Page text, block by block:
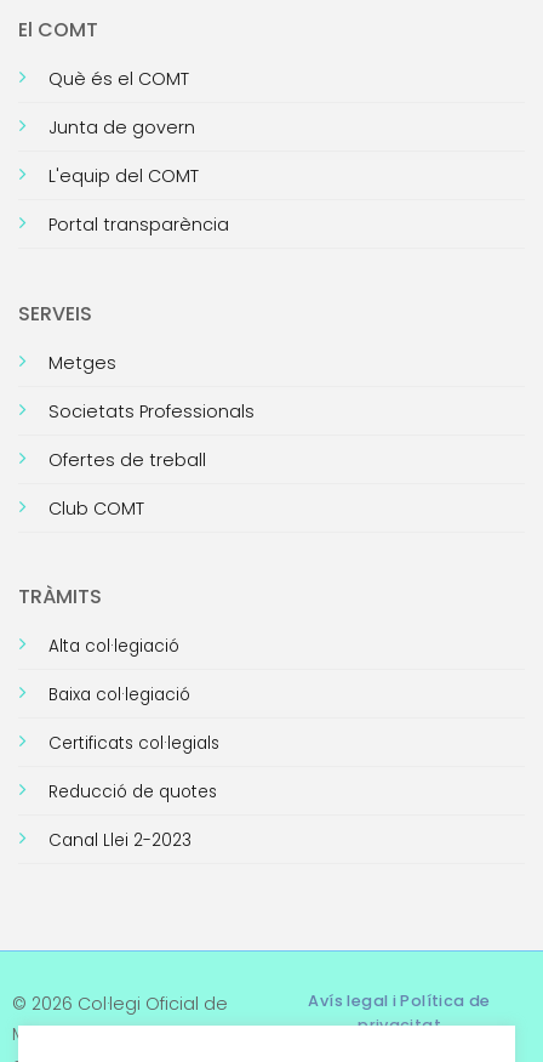
El COMT
Què és el COMT
Junta de govern
L'equip del COMT
Portal transparència
SERVEIS
Metges
Societats Professionals
Ofertes de treball
Club COMT
TRÀMITS
Alta col·legiació
Baixa col·legiació
Certificats col·legials
Reducció de quotes
Canal Llei 2-2023
© 2026 Col·legi Oficial de
Metges de Tarragona. Tots
Avís legal i Política de
privacitat